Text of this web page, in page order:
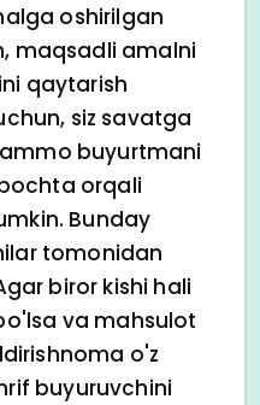
oshirilgan
maqsadli amalni
qaytarish
siz savatga
buyurtmani
orqali
Bunday
tomonidan
biror kishi hali
va mahsulot
o'z
buyuruvchini